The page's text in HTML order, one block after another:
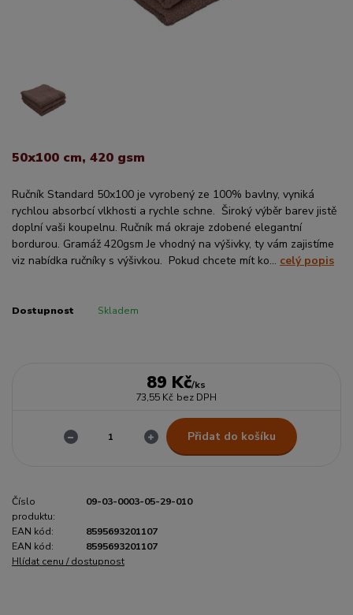
50x100 cm, 420 gsm
Ručník Standard 50x100 je vyrobený ze 100% bavlny, vyniká
rychlou absorbcí vlkhosti a rychle schne. Široký výběr barev jistě
doplní vaši koupelnu. Ručník má okraje zdobené elegantní
bordurou. Gramáž 420gsm Je vhodný na výšivky, ty vám zajistíme
viz nabídka ručníky s výšivkou. Pokud chcete mít ko... celý popis
Dostupnost Skladem
89 Kč/ks
73,55 Kč bez DPH
Přidat do košíku
Číslo
produktu:
09-03-0003-05-29-010
EAN kód:
8595693201107
EAN kód:
8595693201107
Hlídat cenu / dostupnost